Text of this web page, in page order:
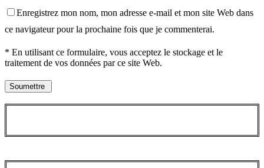
Enregistrez mon nom, mon adresse e-mail et mon site Web dans
ce navigateur pour la prochaine fois que je commenterai.
* En utilisant ce formulaire, vous acceptez le stockage et le
traitement de vos données par ce site Web.